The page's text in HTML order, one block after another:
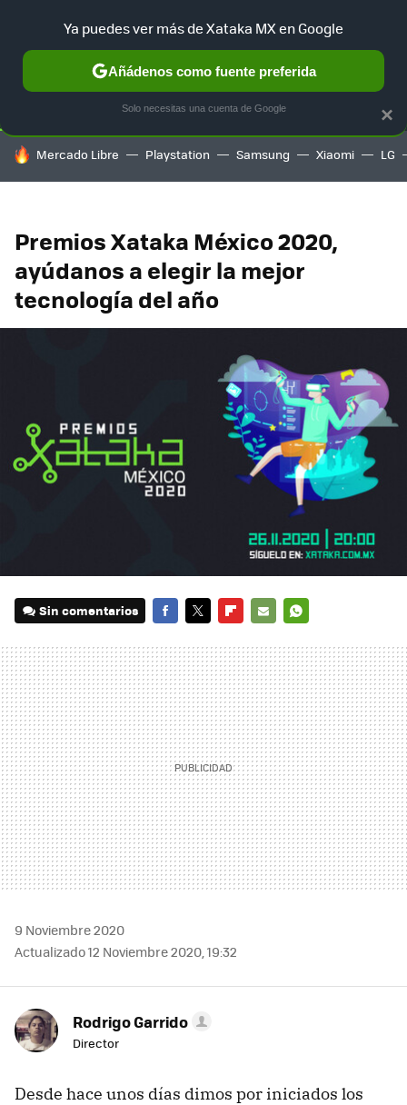
SELECCIÓN GAMING HOME AUTO TERRITORIO
HOY SE HABLA DE
Mercado Libre Playstation Samsung Xiaomi LG
Premios Xataka México 2020,
ayúdanos a elegir la mejor
tecnología del año
Sin comentarios
MAIL
9 Noviembre 2020
Actualizado 12 Noviembre 2020, 19:32
Rodrigo Garrido
Director
Desde hace unos días dimos por iniciados los
×
Ya puedes ver más de Xataka MX en Google
Añádenos como fuente preferida
Solo necesitas una cuenta de Google